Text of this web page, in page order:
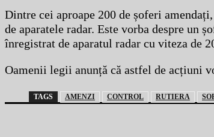
Dintre cei aproape 200 de șoferi
de aparatele radar. Este vorba despre un
înregistrat de aparatul radar cu viteza de
Oamenii legii anunță că astfel de acțiuni
TAGS AMENZI CONTROL RUTIERA